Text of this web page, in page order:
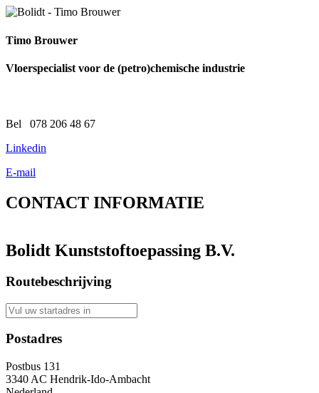
Timo Brouwer
Vloerspecialist voor de (petro)chemische industrie
Bel 078 206 48 67
Linkedin
E-mail
CONTACT INFORMATIE
Bolidt Kunststoftoepassing B.V.
Routebeschrijving
Postadres
Postbus 131
3340 AC Hendrik-Ido-Ambacht